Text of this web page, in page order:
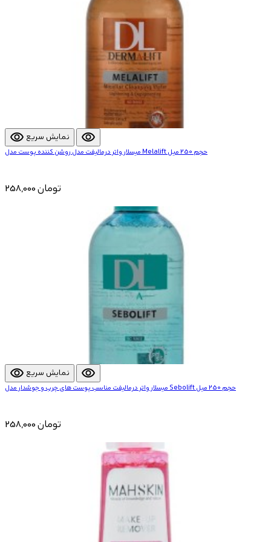
visibility نمایش سریع visibility
میسلار واتر درمالیفت مدل روشن کننده پوست مدل Melalift حجم 250 میل
258,000 تومان
visibility نمایش سریع visibility
میسلار واتر درمالیفت مناسب پوست های چرب و جوشدار مدل Sebolift حجم 250 میل
258,000 تومان